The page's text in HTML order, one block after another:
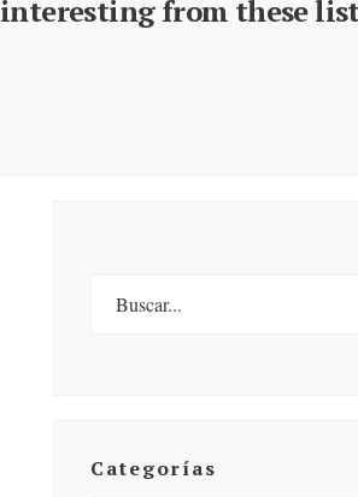
interesting from these
Categorías